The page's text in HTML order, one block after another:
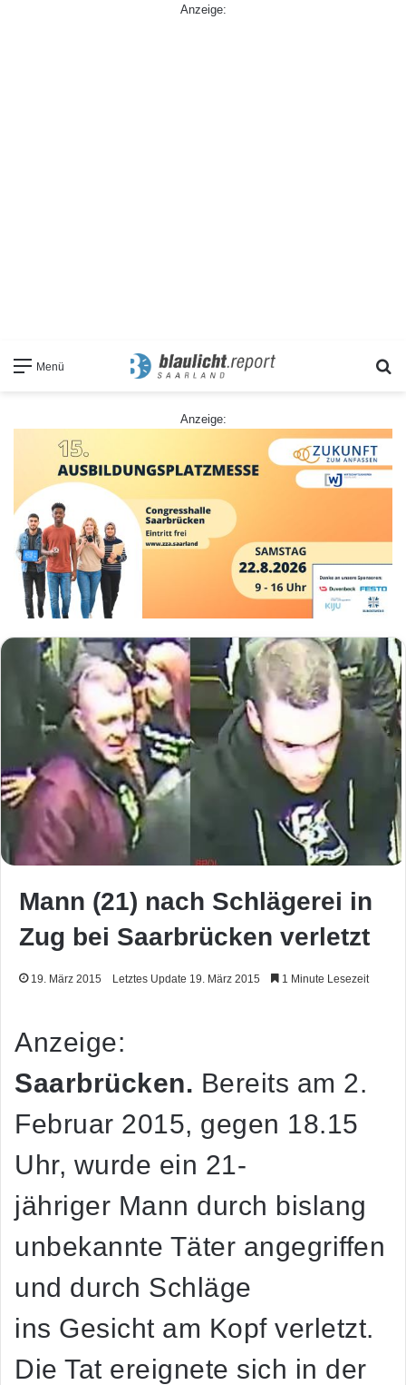
Anzeige:
Menü
Anzeige:
Mann (21) nach Schlägerei in
Zug bei Saarbrücken verletzt
19. März 2015 Letztes Update 19. März 2015 1 Minute Lesezeit
Anzeige:
Saarbrücken. Bereits am 2.
Februar 2015, gegen 18.15
Uhr, wurde ein 21-
jähriger Mann durch bislang
unbekannte Täter angegriffen
und durch Schläge
ins Gesicht am Kopf verletzt.
Die Tat ereignete sich in der